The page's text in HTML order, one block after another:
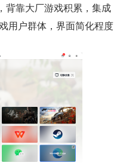
背靠大厂游戏积累，集成
用户群体，界面简化程度